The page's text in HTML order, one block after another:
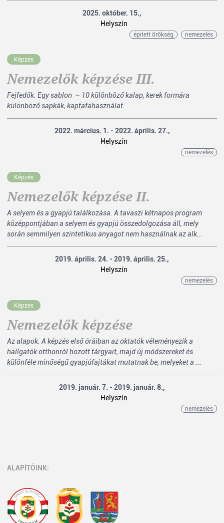
2025. október. 15.,
Helyszín
épített örökség nemezelés
Képzés
Nemezelők képzése III.
Fejfedők. Egy sablon – 10 különböző kalap, kerek formára
különböző sapkák, kaptafahasználat.
2022. március. 1. - 2022. április. 27.,
Helyszín
nemezelés
Képzés
Nemezelők képzése II.
A selyem és a gyapjú találkozása. A tavaszi kétnapos program
középpontjában a selyem és gyapjú összedolgozása áll, mely
során semmilyen szintetikus anyagot nem használnak az alk...
2019. április. 24. - 2019. április. 25.,
Helyszín
nemezelés
Képzés
Nemezelők képzése
Az alapok. A képzés első óráiban az oktatók véleményezik a
hallgatók otthonról hozott tárgyait, majd új módszereket és
különféle minőségű gyapjúfajtákat mutatnak be, melyeket a ...
2019. január. 7. - 2019. január. 8.,
Helyszín
nemezelés
ALAPÍTÓINK: